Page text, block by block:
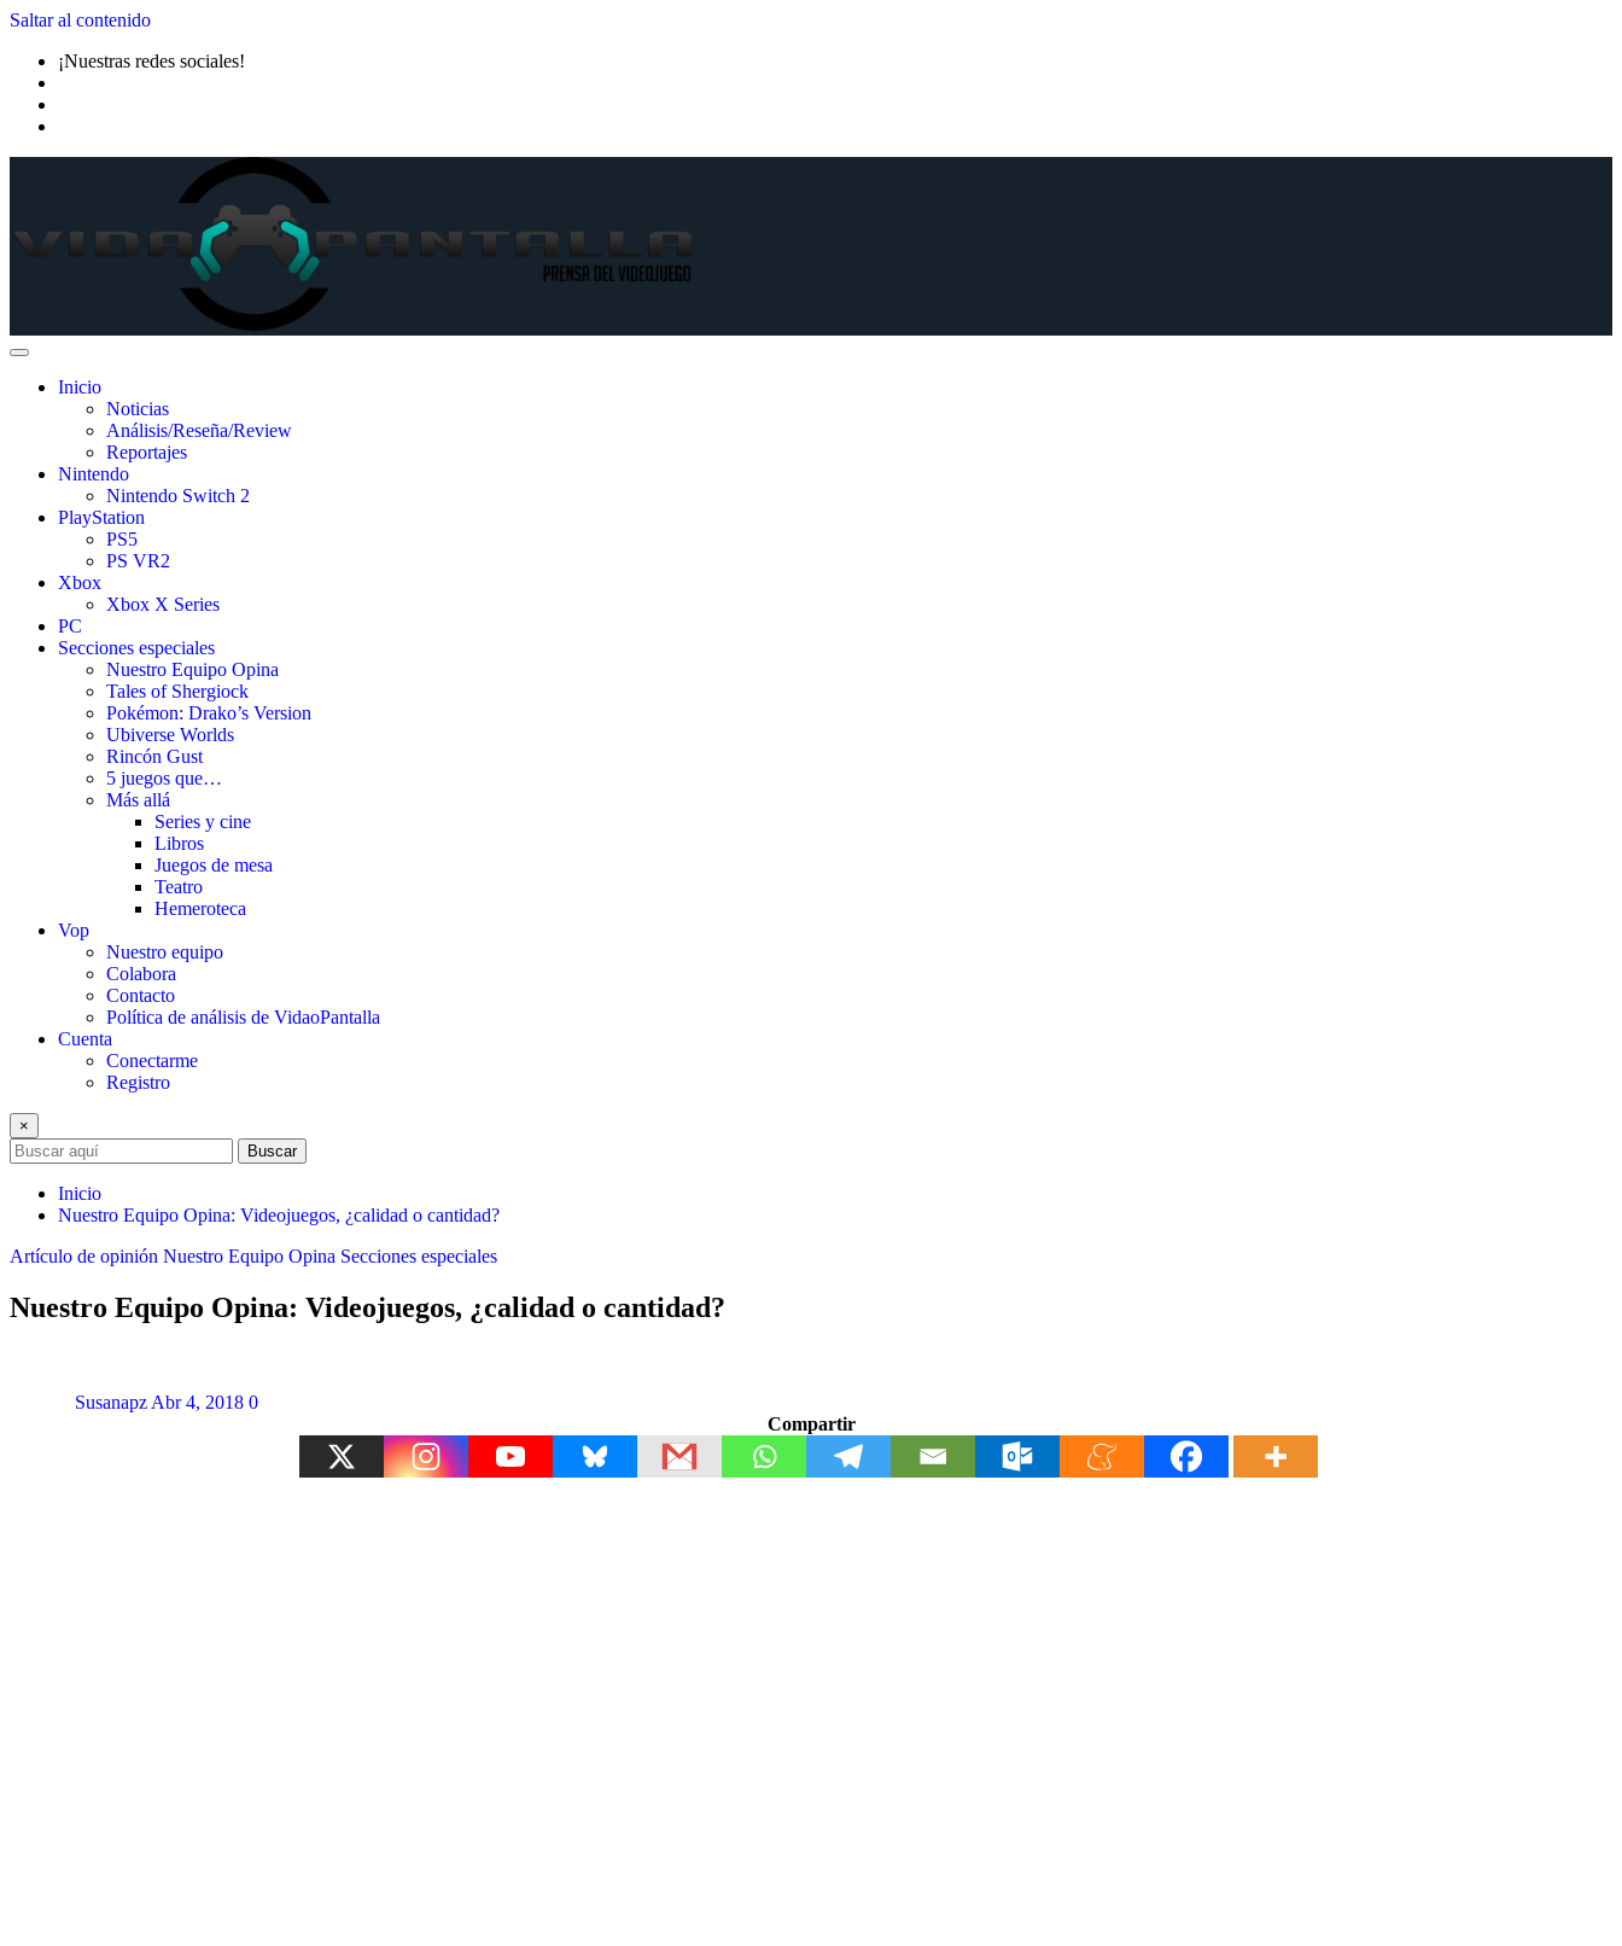
Saltar al contenido
¡Nuestras redes sociales!
Inicio
Noticias
Análisis/Reseña/Review
Reportajes
Nintendo
Nintendo Switch 2
PlayStation
PS5
PS VR2
Xbox
Xbox X Series
PC
Secciones especiales
Nuestro Equipo Opina
Tales of Shergiock
Pokémon: Drako’s Version
Ubiverse Worlds
Rincón Gust
5 juegos que…
Más allá
Series y cine
Libros
Juegos de mesa
Teatro
Hemeroteca
Vop
Nuestro equipo
Colabora
Contacto
Política de análisis de VidaoPantalla
Cuenta
Conectarme
Registro
×
Buscar
Inicio
Nuestro Equipo Opina: Videojuegos, ¿calidad o cantidad?
Artículo de opinión Nuestro Equipo Opina Secciones especiales
Nuestro Equipo Opina: Videojuegos, ¿calidad o cantidad?
Susanapz Abr 4, 2018 0
Compartir